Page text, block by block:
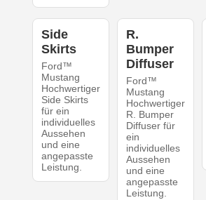
Side
Skirts
Ford™
Mustang
Hochwertiger
Side Skirts
für ein
individuelles
Aussehen
und eine
angepasste
Leistung.
R.
Bumper
Diffuser
Ford™
Mustang
Hochwertiger
R. Bumper
Diffuser für
ein
individuelles
Aussehen
und eine
angepasste
Leistung.